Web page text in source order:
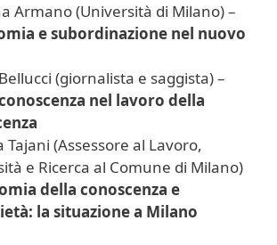
Armano (Università di Milano) –
e subordinazione nel nuovo
(giornalista e saggista) –
nel lavoro della
Tajani (Assessore al Lavoro,
e Ricerca al Comune di Milano)
della conoscenza e
la situazione a Milano